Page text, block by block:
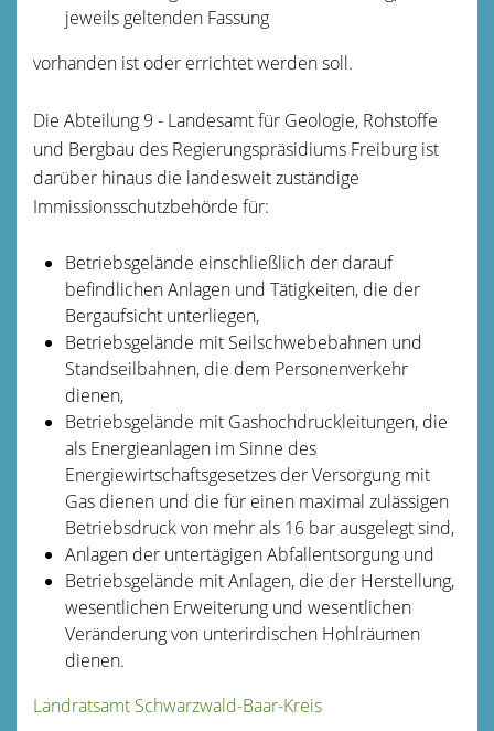
jeweils geltenden Fassung
vorhanden ist oder errichtet werden soll.
Die Abteilung 9 - Landesamt für Geologie, Rohstoffe
und Bergbau des Regierungspräsidiums Freiburg ist
darüber hinaus die landesweit zuständige
Immissionsschutzbehörde für:
Betriebsgelände einschließlich der darauf
befindlichen Anlagen und Tätigkeiten, die der
Bergaufsicht unterliegen,
Betriebsgelände mit Seilschwebebahnen und
Standseilbahnen, die dem Personenverkehr
dienen,
Betriebsgelände mit Gashochdruckleitungen, die
als Energieanlagen im Sinne des
Energiewirtschaftsgesetzes der Versorgung mit
Gas dienen und die für einen maximal zulässigen
Betriebsdruck von mehr als 16 bar ausgelegt sind,
Anlagen der untertägigen Abfallentsorgung und
Betriebsgelände mit Anlagen, die der Herstellung,
wesentlichen Erweiterung und wesentlichen
Veränderung von unterirdischen Hohlräumen
dienen.
Landratsamt Schwarzwald-Baar-Kreis